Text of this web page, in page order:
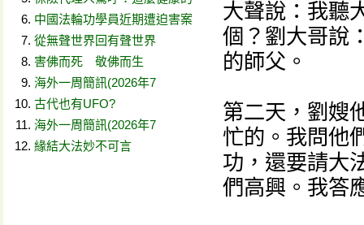
中國法輪功學員近期遭迫害案
從無聲世界回有聲世界
害佛而死 敬佛而生
海外一周簡訊(2026年7
古代也有UFO?
海外一周簡訊(2026年7
緣結大法妙不可言
大聲說：我聽
個？劉大哥說
的師父。
第二天，劉嫂
忙的。我問他
功，還要請大
們高興。我答